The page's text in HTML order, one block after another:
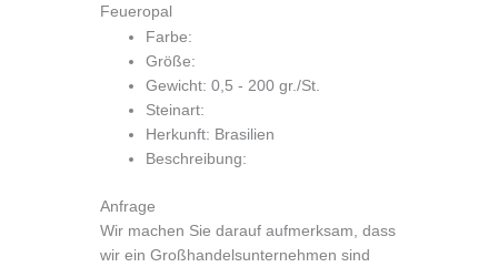
Feueropal
Farbe:
Größe:
Gewicht: 0,5 - 200 gr./St.
Steinart:
Herkunft: Brasilien
Beschreibung:
Anfrage
Wir machen Sie darauf aufmerksam, dass
wir ein Großhandelsunternehmen sind